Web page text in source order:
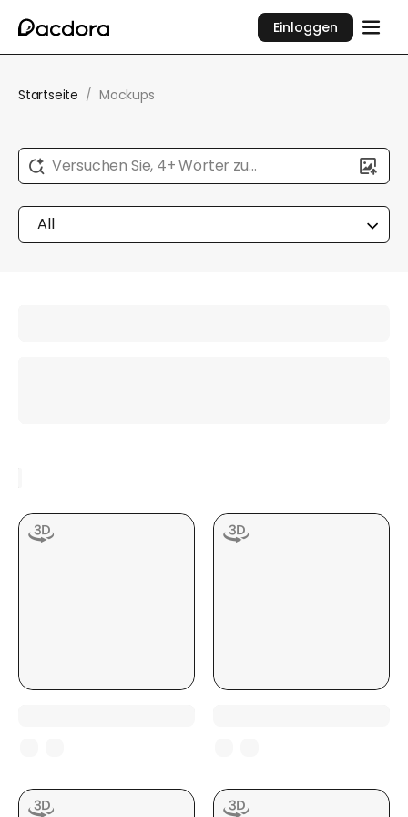
Einloggen
Startseite / Mockups
Versuchen Sie, 4+ Wörter zu
beschreiben...
All